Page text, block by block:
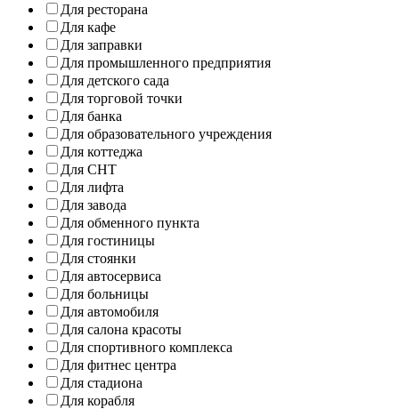
Для ресторана
Для кафе
Для заправки
Для промышленного предприятия
Для детского сада
Для торговой точки
Для банка
Для образовательного учреждения
Для коттеджа
Для СНТ
Для лифта
Для завода
Для обменного пункта
Для гостиницы
Для стоянки
Для автосервиса
Для больницы
Для автомобиля
Для салона красоты
Для спортивного комплекса
Для фитнес центра
Для стадиона
Для корабля